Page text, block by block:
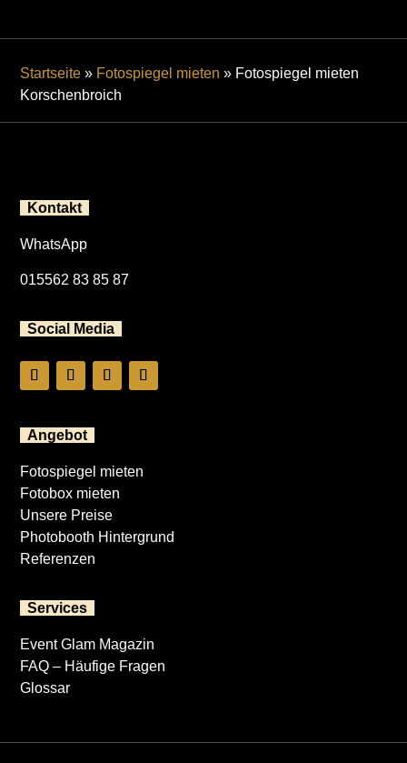
Startseite » Fotospiegel mieten » Fotospiegel mieten
Korschenbroich
Kontakt
WhatsApp
015562 83 85 87
Social Media
Angebot
Fotospiegel mieten
Fotobox mieten
Unsere Preise
Photobooth Hintergrund
Referenzen
Services
Event Glam Magazin
FAQ – Häufige Fragen
Glossar